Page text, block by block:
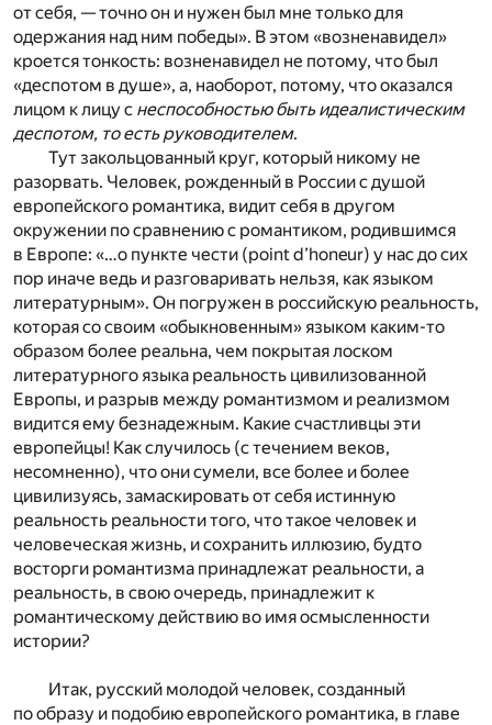
от себя, — точно он и нужен был мне только для
одержания над ним победы». В этом «возненавидел»
кроется тонкость: возненавидел не потому, что был
«деспотом в душе», а, наоборот, потому, что оказался
лицом к лицу с неспособностью быть идеалистическим
деспотом, то есть руководителем.
Тут закольцованный круг, который никому не
разорвать. Человек, рожденный в России с душой
европейского романтика, видит себя в другом
окружении по сравнению с романтиком, родившимся
в Европе: «…о пункте чести (point d’honeur) у нас до сих
пор иначе ведь и разговаривать нельзя, как языком
литературным». Он погружен в российскую реальность,
которая со своим «обыкновенным» языком каким-то
образом более реальна, чем покрытая лоском
литературного языка реальность цивилизованной
Европы, и разрыв между романтизмом и реализмом
видится ему безнадежным. Какие счастливцы эти
европейцы! Как случилось (с течением веков,
несомненно), что они сумели, все более и более
цивилизуясь, замаскировать от себя истинную
реальность реальности того, что такое человек и
человеческая жизнь, и сохранить иллюзию, будто
восторги романтизма принадлежат реальности, а
реальность, в свою очередь, принадлежит к
романтическому действию во имя осмысленности
истории?
Итак, русский молодой человек, созданный
по образу и подобию европейского романтика, в главе